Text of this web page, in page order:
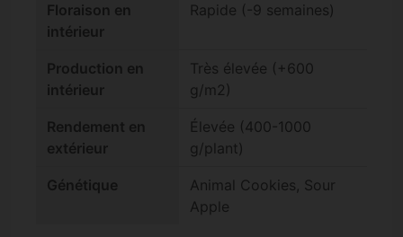
Floraison en
intérieur
Rapide (-9 semaines)
Production en
intérieur
Très élevée (+600
g/m2)
Rendement en
extérieur
Élevée (400-1000
g/plant)
Génétique
Animal Cookies, Sour
Apple